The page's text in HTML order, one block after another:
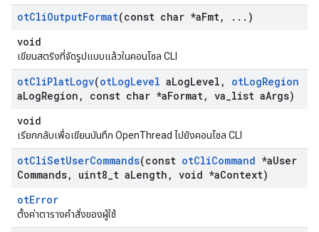
otCliOutputFormat(const char *aFmt, . . . )
void
เขียนสตริงที่จัดรูปแบบแล้วในคอนโซล CLI
otCliPlatLogv(otLogLevel aLogLevel , otLogRegion
aLogRegion , const char *aFormat, va list aArgs)
void
เรียกกลับเพื่อเขียนบันทึก OpenThread ไปยังคอนโซล CLI
otCliSetUserCommands(const otCliCommand *aUser
Commands, uint8 t aLength , void *aContext)
otError
ตั้งค่าตารางคําสั่งของผู้ใช้